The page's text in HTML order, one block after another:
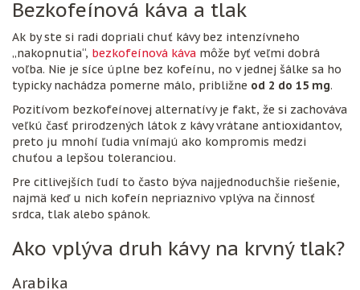
Bezkofeínová káva a tlak
Ak by ste si radi dopriali chuť kávy bez intenzívneho
„nakopnutia“, bezkofeínová káva môže byť veľmi dobrá
voľba. Nie je síce úplne bez kofeínu, no v jednej šálke sa ho
typicky nachádza pomerne málo, približne od 2 do 15 mg.
Pozitívom bezkofeínovej alternatívy je fakt, že si zachováva
veľkú časť prirodzených látok z kávy vrátane antioxidantov,
preto ju mnohí ľudia vnímajú ako kompromis medzi
chuťou a lepšou toleranciou.
Pre citlivejších ľudí to často býva najjednoduchšie riešenie,
najmä keď u nich kofeín nepriaznivo vplýva na činnosť
srdca, tlak alebo spánok.
Ako vplýva druh kávy na krvný tlak?
Arabika